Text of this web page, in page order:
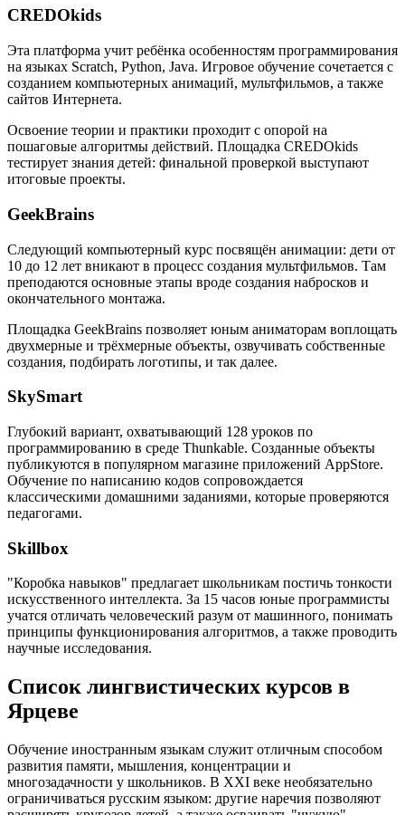
CREDOkids
Эта платформа учит ребёнка особенностям программирования
на языках Scratch, Python, Java. Игровое обучение сочетается с
созданием компьютерных анимаций, мультфильмов, а также
сайтов Интернета.
Освоение теории и практики проходит с опорой на
пошаговые алгоритмы действий. Площадка CREDOkids
тестирует знания детей: финальной проверкой выступают
итоговые проекты.
GeekBrains
Следующий компьютерный курс посвящён анимации: дети от
10 до 12 лет вникают в процесс создания мультфильмов. Там
преподаются основные этапы вроде создания набросков и
окончательного монтажа.
Площадка GeekBrains позволяет юным аниматорам воплощать
двухмерные и трёхмерные объекты, озвучивать собственные
создания, подбирать логотипы, и так далее.
SkySmart
Глубокий вариант, охватывающий 128 уроков по
программированию в среде Thunkable. Созданные объекты
публикуются в популярном магазине приложений AppStore.
Обучение по написанию кодов сопровождается
классическими домашними заданиями, которые проверяются
педагогами.
Skillbox
"Коробка навыков" предлагает школьникам постичь тонкости
искусственного интеллекта. За 15 часов юные программисты
учатся отличать человеческий разум от машинного, понимать
принципы функционирования алгоритмов, а также проводить
научные исследования.
Список лингвистических курсов в
Ярцеве
Обучение иностранным языкам служит отличным способом
развития памяти, мышления, концентрации и
многозадачности у школьников. В XXI веке необязательно
ограничиваться русским языком: другие наречия позволяют